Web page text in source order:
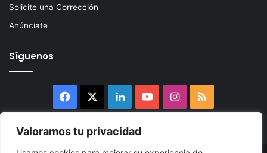
Valoramos tu privacidad
Solicite una Corrección
Anúnciate
Síguenos
Facebook LinkedInYouTubeInstagram